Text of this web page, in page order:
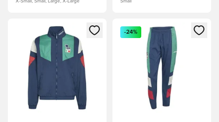
X-Small, Small, Large, X-Large Small
Ανοίγει ένα Modal για να συνδεθείτε ή να εγγραφείτε ως
Ανοίγει ένα Modal για να
-24%